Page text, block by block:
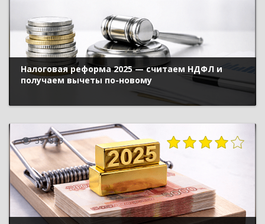
Налоговая реформа 2025 — считаем НДФЛ и
получаем вычеты по-новому
397823